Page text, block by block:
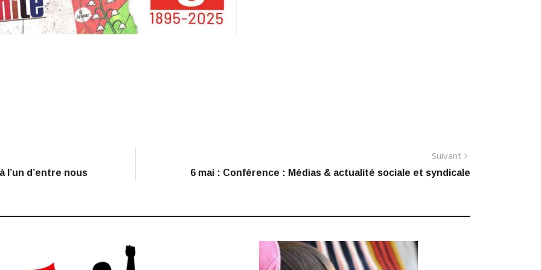
l’un d’entre nous
Suivant
6 mai : Conférence : Médias & actualité sociale et syndicale